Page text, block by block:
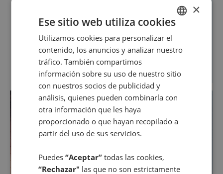
SPANISH
ENGLISH
×
Ese sitio web utiliza cookies
Utilizamos cookies para personalizar el
contenido, los anuncios y analizar nuestro
tráfico. También compartimos
información sobre su uso de nuestro sitio
con nuestros socios de publicidad y
análisis, quienes pueden combinarla con
otra información que les haya
proporcionado o que hayan recopilado a
partir del uso de sus servicios.
Puedes“Aceptar” todas las cookies,
“Rechazar" las que no son estrictamente